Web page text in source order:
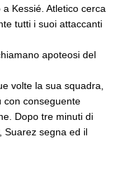
Kessié. Atletico cerca
tutti i suoi attaccanti
apoteosi del
volte la sua squadra,
con conseguente
Dopo tre minuti di
Suarez segna ed il